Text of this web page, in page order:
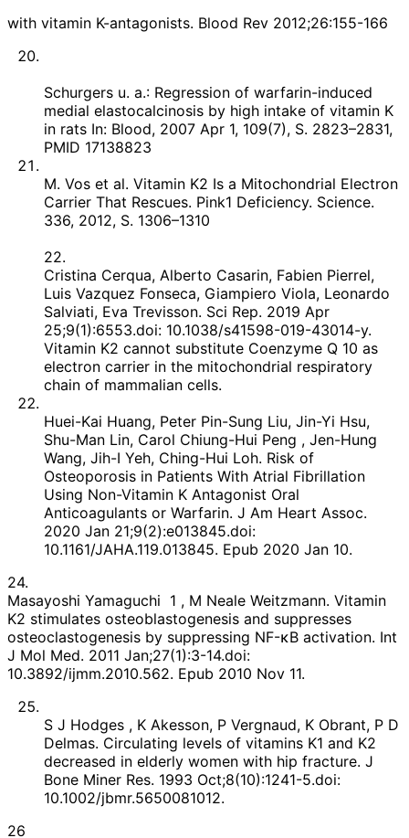
with vitamin K-antagonists. Blood Rev 2012;26:155-166
Schurgers u. a.: Regression of warfarin-induced
medial elastocalcinosis by high intake of vitamin K
in rats In: Blood, 2007 Apr 1, 109(7), S. 2823–2831,
PMID 17138823
M. Vos et al. Vitamin K2 Is a Mitochondrial Electron
Carrier That Rescues. Pink1 Deficiency. Science.
336, 2012, S. 1306–1310
22.
Cristina Cerqua, Alberto Casarin, Fabien Pierrel,
Luis Vazquez Fonseca, Giampiero Viola, Leonardo
Salviati, Eva Trevisson. Sci Rep. 2019 Apr
25;9(1):6553.doi: 10.1038/s41598-019-43014-y.
Vitamin K2 cannot substitute Coenzyme Q 10 as
electron carrier in the mitochondrial respiratory
chain of mammalian cells.
Huei-Kai Huang, Peter Pin-Sung Liu, Jin-Yi Hsu,
Shu-Man Lin, Carol Chiung-Hui Peng , Jen-Hung
Wang, Jih-I Yeh, Ching-Hui Loh. Risk of
Osteoporosis in Patients With Atrial Fibrillation
Using Non-Vitamin K Antagonist Oral
Anticoagulants or Warfarin. J Am Heart Assoc.
2020 Jan 21;9(2):e013845.doi:
10.1161/JAHA.119.013845. Epub 2020 Jan 10.
24.
Masayoshi Yamaguchi 1 , M Neale Weitzmann. Vitamin
K2 stimulates osteoblastogenesis and suppresses
osteoclastogenesis by suppressing NF-κB activation. Int
J Mol Med. 2011 Jan;27(1):3-14.doi:
10.3892/ijmm.2010.562. Epub 2010 Nov 11.
S J Hodges , K Akesson, P Vergnaud, K Obrant, P D
Delmas. Circulating levels of vitamins K1 and K2
decreased in elderly women with hip fracture. J
Bone Miner Res. 1993 Oct;8(10):1241-5.doi:
10.1002/jbmr.5650081012.
26